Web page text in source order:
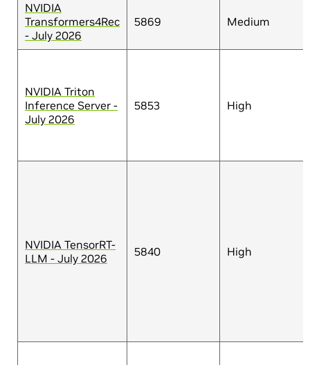
NVIDIA
Transformers4Rec
- July 2026
5869 Medium
NVIDIA Triton
Inference Server -
July 2026
5853 High
NVIDIA TensorRT-
LLM - July 2026
5840 High